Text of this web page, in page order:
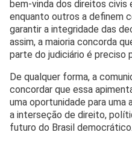
bem-vinda dos direitos civis
enquanto outros a definem
garantir a integridade das
assim, a maioria concorda
parte do judiciário é preciso
De qualquer forma, a
concordar que essa
uma oportunidade para uma
a interseção de direito,
futuro do Brasil democrático.